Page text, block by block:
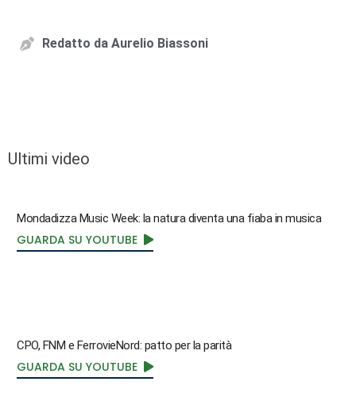
Redatto da Aurelio Biassoni
Ultimi video
Mondadizza Music Week: la natura diventa una fiaba in musica
GUARDA SU YOUTUBE
CPO, FNM e FerrovieNord: patto per la parità
GUARDA SU YOUTUBE